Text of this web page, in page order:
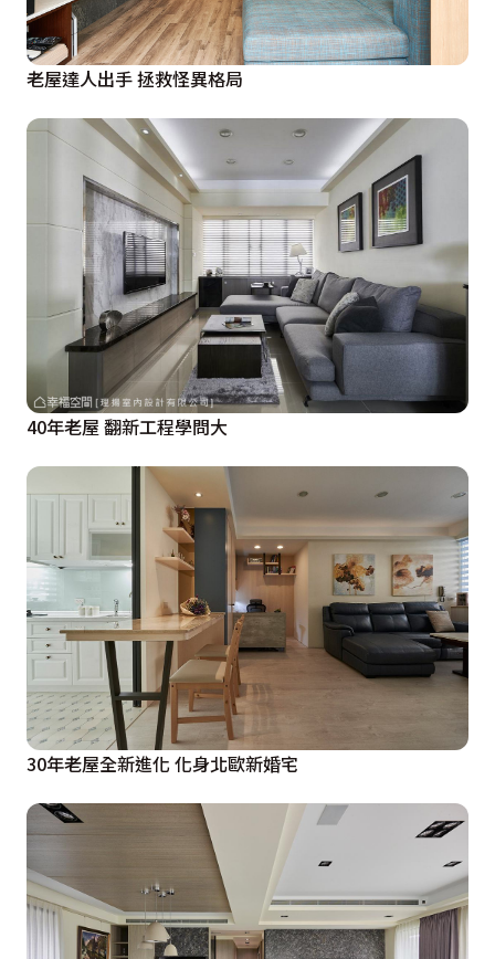
老屋達人出手 拯救怪異格局
40年老屋 翻新工程學問大
30年老屋全新進化 化身北歐新婚宅